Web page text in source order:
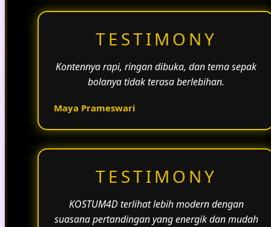
TESTIMONY
Kontennya rapi, ringan dibuka, dan tema sepak
bolanya tidak terasa berlebihan.
Maya Prameswari
TESTIMONY
KOSTUM4D terlihat lebih modern dengan
suasana pertandingan yang energik dan mudah